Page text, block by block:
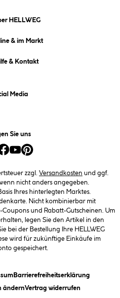
HELLWEG
& im Markt
& Kontakt
Media
Sie uns
zzgl. Versandkosten und ggf.
nicht anders angegeben.
Ihres hinterlegten Marktes.
Nicht kombinierbar mit
und Rabatt-Gutscheinen. Um
legen Sie den Artikel in den
bei der Bestellung Ihre HELLWEG
wird für zukünftige Einkäufe im
gespeichert.
Dialogfeld)
(öffnet ein Dialogfeld)
Barrierefreiheitserklärung(öffnet
ändern(öffnet ein Dialogfeld)
Vertrag widerrufen